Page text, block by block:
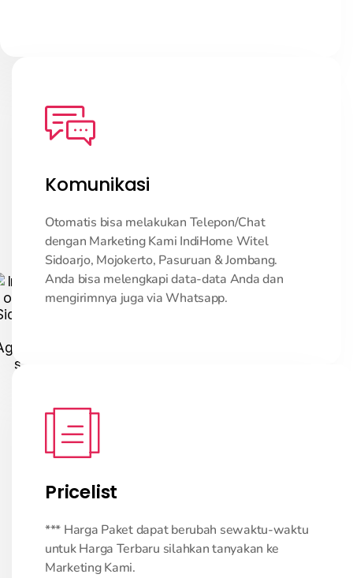
Komunikasi
Otomatis bisa melakukan Telepon/Chat
dengan Marketing Kami IndiHome Witel
Sidoarjo, Mojokerto, Pasuruan & Jombang.
Anda bisa melengkapi data-data Anda dan
mengirimnya juga via Whatsapp.
Pricelist
*** Harga Paket dapat berubah sewaktu-waktu
untuk Harga Terbaru silahkan tanyakan ke
Marketing Kami.